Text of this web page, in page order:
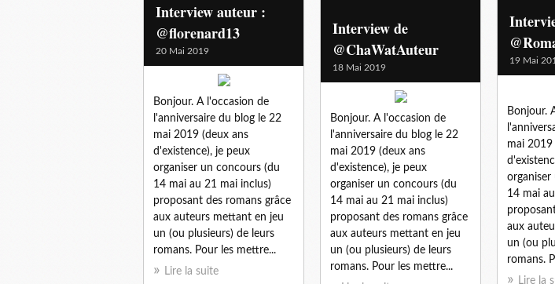
Interview auteur :
@florenard13
20 Mai 2019
Bonjour. A l'occasion de
l'anniversaire du blog le 22
mai 2019 (deux ans
d'existence), je peux
organiser un concours (du
14 mai au 21 mai inclus)
proposant des romans grâce
aux auteurs mettant en jeu
un (ou plusieurs) de leurs
romans. Pour les mettre...
Lire la suite
19 Mai
Bonjour.
mai 2019
organiser
14 mai
aux
un (ou
romans.
Lire la
Interview de
@ChaWatAuteur
18 Mai 2019
Bonjour. A l'occasion de
l'anniversaire du blog le 22
mai 2019 (deux ans
d'existence), je peux
organiser un concours (du
14 mai au 21 mai inclus)
proposant des romans grâce
aux auteurs mettant en jeu
un (ou plusieurs) de leurs
romans. Pour les mettre...